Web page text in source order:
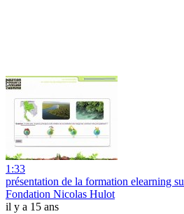
1:33
présentation de la formation elearning
Fondation Nicolas Hulot
il y a 15 ans